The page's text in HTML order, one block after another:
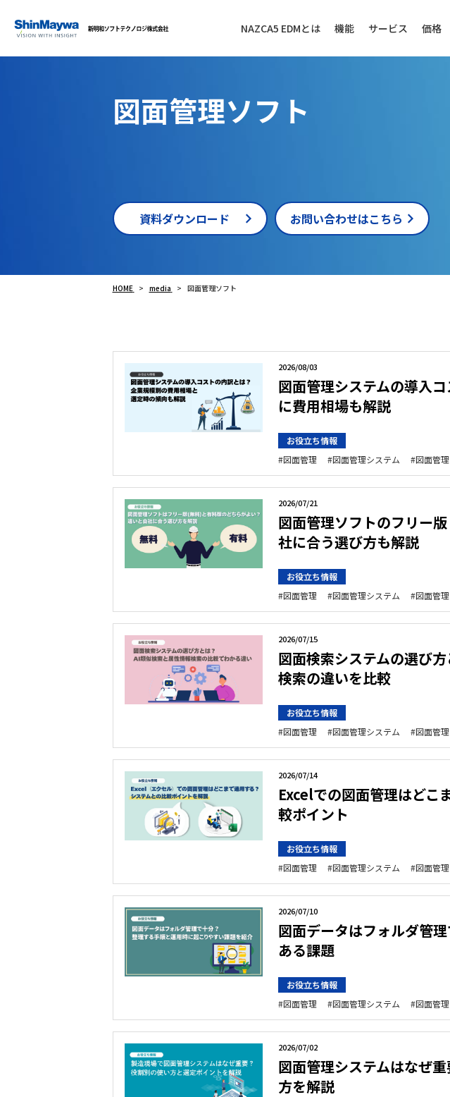
NAZCA5 EDMとは 機能 サービス 価格
図面管理ソフト
資料ダウンロード お問い合わせはこちら
HOME media 図面管理ソフト
2026/08/03
図面管理システムの導入
に費用相場も解説
お役立ち情報
図面管理
図面管理システム 図面管
2026/07/21
図面管理ソフトのフリー
社に合う選び方も解説
お役立ち情報
図面管理
図面管理システム 図面管
2026/07/15
図面検索システムの選び
検索の違いを比較
お役立ち情報
図面管理
図面管理システム 図面管
2026/07/14
Excelでの図面管理はどこ
較ポイント
お役立ち情報
図面管理
図面管理システム 図面管
2026/07/10
図面データはフォルダ管
ある課題
お役立ち情報
図面管理
図面管理システム 図面管
2026/07/02
図面管理システムはなぜ
方を解説